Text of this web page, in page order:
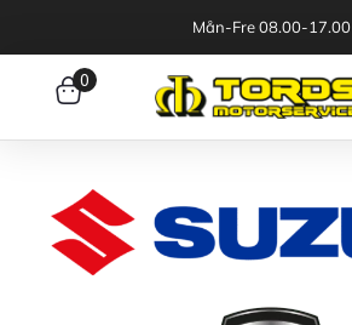
Mån-Fre 08.00-17.00
0